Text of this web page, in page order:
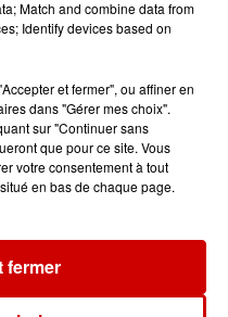
- Gagnez
: inscrivez-
Match and combine data from
Identify devices based on
et fermer", ou affiner en
dans "Gérer mes choix".
sur "Continuer sans
que pour ce site. Vous
votre consentement à tout
en bas de chaque page.
fermer